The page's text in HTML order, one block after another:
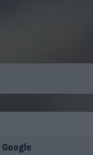
Google